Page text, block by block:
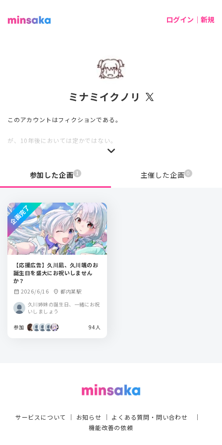
ログイン｜新規
ミナミイクノリ
このアカウントはフィクションである。
が、10年後においては定かではない。
参加した企画 1 主催した企画 0
【応援広告】久川凪、久川颯のお
誕生日を盛大にお祝いしません
か？
calendar_month 2026/6/16 location_on 都内某駅
久川姉妹の誕生日、一緒にお祝
いしましょう
参加 94人
企画完了
サービスについて ｜ お知らせ ｜ よくある質問・問い合わせ ｜
機能改善の依頼